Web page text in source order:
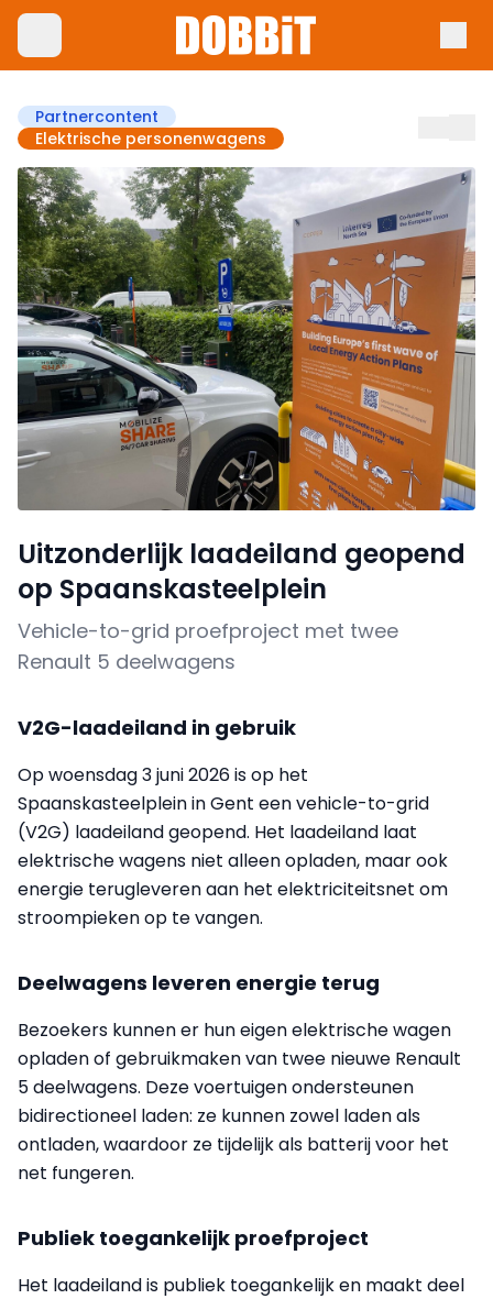
Partnercontent
Elektrische personenwagens
Uitzonderlijk laadeiland geopend
op Spaanskasteelplein
Vehicle-to-grid proefproject met twee
Renault 5 deelwagens
V2G-laadeiland in gebruik
Op woensdag 3 juni 2026 is op het
Spaanskasteelplein in Gent een vehicle-to-grid
(V2G) laadeiland geopend. Het laadeiland laat
elektrische wagens niet alleen opladen, maar ook
energie terugleveren aan het elektriciteitsnet om
stroompieken op te vangen.
Deelwagens leveren energie terug
Bezoekers kunnen er hun eigen elektrische wagen
opladen of gebruikmaken van twee nieuwe Renault
5 deelwagens. Deze voertuigen ondersteunen
bidirectioneel laden: ze kunnen zowel laden als
ontladen, waardoor ze tijdelijk als batterij voor het
net fungeren.
Publiek toegankelijk proefproject
Het laadeiland is publiek toegankelijk en maakt deel